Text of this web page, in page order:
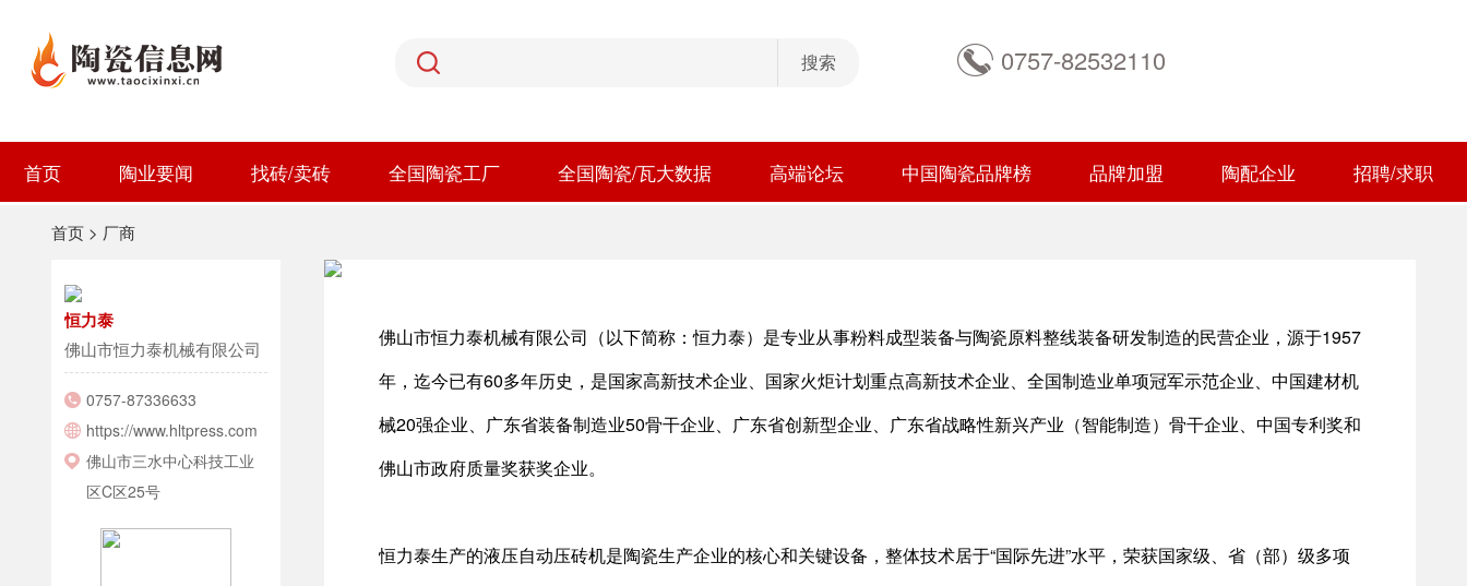
0757-82532110
首页 陶业要闻 找砖/卖砖 全国陶瓷工厂 全国陶瓷/瓦大数据 高端论坛 中国陶瓷品牌榜 品牌加盟 陶配企业 招聘/求职
首页 > 厂商
恒力泰
佛山市恒力泰机械有限公司
0757-87336633
https://www.hltpress.com
佛山市三水中心科技工业
区C区25号
佛山市恒力泰机械有限公司（以下简称：恒力泰）是专业从事粉料成型装备与陶瓷原料整线装备研发制造的民营企业，源于1957
年，迄今已有60多年历史，是国家高新技术企业、国家火炬计划重点高新技术企业、全国制造业单项冠军示范企业、中国建材机
械20强企业、广东省装备制造业50骨干企业、广东省创新型企业、广东省战略性新兴产业（智能制造）骨干企业、中国专利奖和
佛山市政府质量奖获奖企业。
恒力泰生产的液压自动压砖机是陶瓷生产企业的核心和关键设备，整体技术居于“国际先进”水平，荣获国家级、省（部）级多项